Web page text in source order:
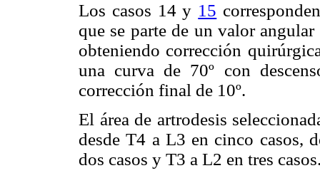
Los casos 14 y 15
que se parte de un valor
obteniendo corrección
una curva de 70º con
corrección final de 10º.
El área de artrodesis
desde T4 a L3 en cinco casos,
dos casos y T3 a L2 en tres